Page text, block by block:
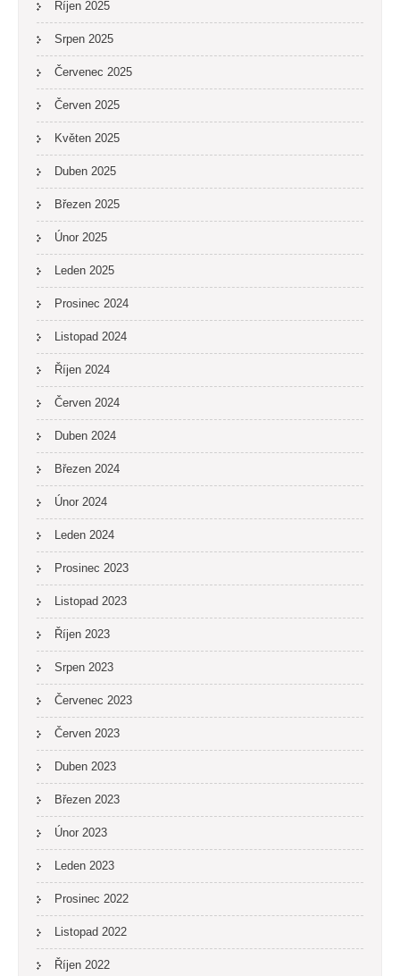
Říjen 2025
Srpen 2025
Červenec 2025
Červen 2025
Květen 2025
Duben 2025
Březen 2025
Únor 2025
Leden 2025
Prosinec 2024
Listopad 2024
Říjen 2024
Červen 2024
Duben 2024
Březen 2024
Únor 2024
Leden 2024
Prosinec 2023
Listopad 2023
Říjen 2023
Srpen 2023
Červenec 2023
Červen 2023
Duben 2023
Březen 2023
Únor 2023
Leden 2023
Prosinec 2022
Listopad 2022
Říjen 2022